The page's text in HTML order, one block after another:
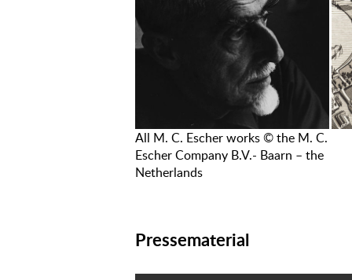
All M. C. Escher works © the M. C.
Escher Company B.V.- Baarn – the
Netherlands
Pressematerial